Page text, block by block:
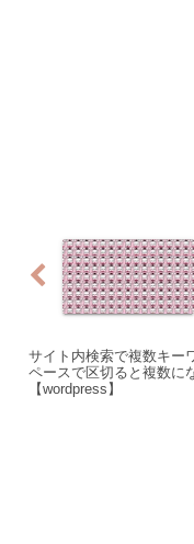
サイト内検索で複数キー
ペースで区切ると複数に
【wordpress】